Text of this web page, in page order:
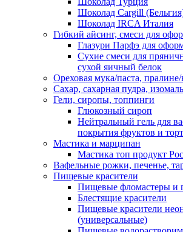
Шоколад Cargill
Шоколад IRCA Италия
Гибкий айсинг, смеси для
Глазури Парфэ для
Сухие смеси для
сухой яичный белок
Ореховая мука/паста,
Сахар, сахарная пудра,
Гели, сиропы, топпинги
Глюкозный сироп
Нейтральный гель для
покрытия фруктов и
Мастика и марципан
Мастика топ продукт
Вафельные рожки, печенье,
Пищевые красители
Пищевые фломастеры и
Блестящие красители
Пищевые красители
(универсальные)